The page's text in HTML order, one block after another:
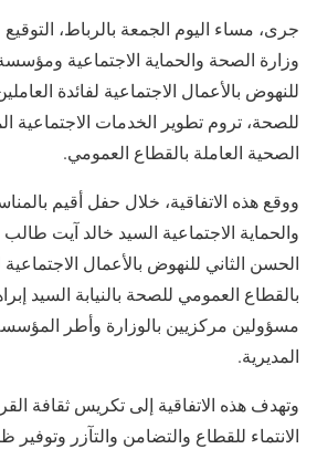
جرى، مساء اليوم الجمعة بالرباط،
وزارة الصحة والحماية الاجتماعية
للنهوض بالأعمال الاجتماعية لفائدة
للصحة، تروم تطوير الخدمات الاجتماعية
الصحية العاملة بالقطاع العمومي.
ووقع هذه الاتفاقية، خلال حفل أقيم
والحماية الاجتماعية السيد خالد آيت
الحسن الثاني للنهوض بالأعمال الاجتماعية
بالقطاع العمومي للصحة بالنيابة السيد
مسؤولين مركزيين بالوزارة وأطر
المديرية.
وتهدف هذه الاتفاقية إلى تكريس ثقافة
الانتماء للقطاع والتضامن والتآزر